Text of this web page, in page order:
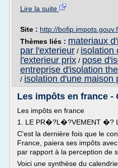
Lire la suite
Site : http://
Thèmes liés : materiaux
par l'exterieur / isolation
l'exterieur prix / pose
entreprise d'isolation
/ isolation d'une maison
Les impôts en france -
Les impôts en france
1. LE PR�?L�?VEMENT �?
C'est la dernière fois que le
France, paiera ses impôts
par rapport à la perception de
Voici une synthèse du